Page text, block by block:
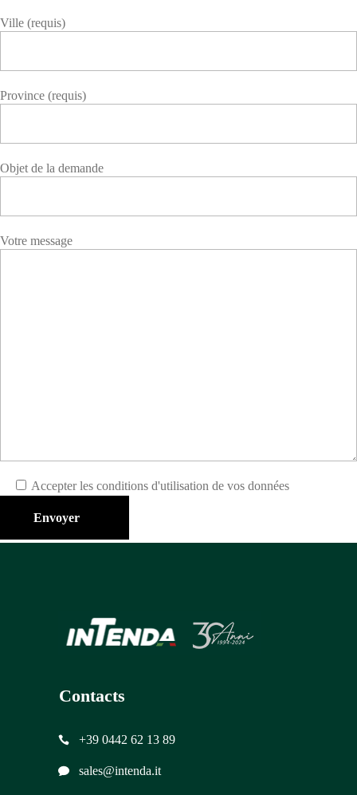
Ville (requis)
Province (requis)
Objet de la demande
Votre message
Accepter les conditions d'utilisation de vos données
Envoyer
Contacts
+39 0442 62 13 89
sales@intenda.it